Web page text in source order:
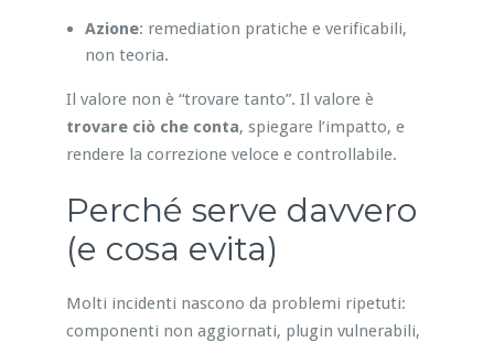
Azione: remediation pratiche e verificabili,
non teoria.
Il valore non è “trovare tanto”. Il valore è
trovare ciò che conta, spiegare l’impatto, e
rendere la correzione veloce e controllabile.
Perché serve davvero
(e cosa evita)
Molti incidenti nascono da problemi ripetuti:
componenti non aggiornati, plugin vulnerabili,